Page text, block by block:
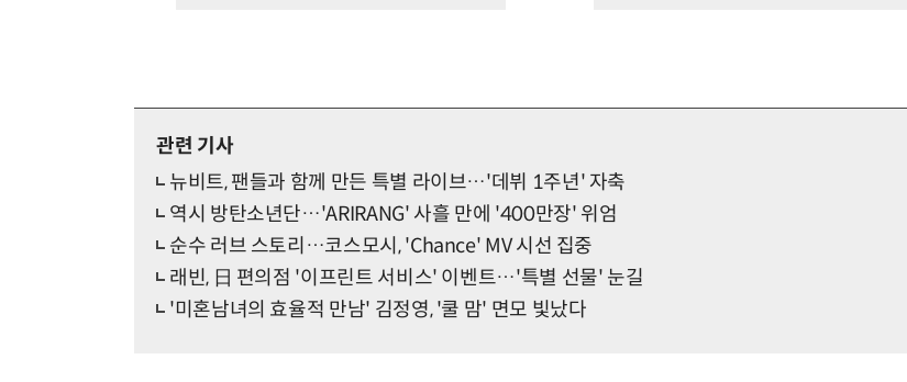
관련 기사
뉴비트, 팬들과 함께 만든 특별 라이브…'데뷔 1주년' 자축
역시 방탄소년단…'ARIRANG' 사흘 만에 '400만장' 위엄
순수 러브 스토리…코스모시, 'Chance' MV 시선 집중
래빈, 日 편의점 '이프린트 서비스' 이벤트…'특별 선물' 눈길
'미혼남녀의 효율적 만남' 김정영, '쿨 맘' 면모 빛났다